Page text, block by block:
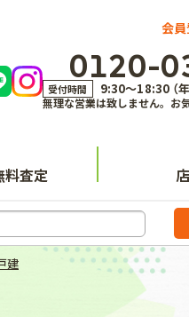
会
0120-
受付時間 9:30～18:30 （年
無理な営業は致しません。お
料査定
建